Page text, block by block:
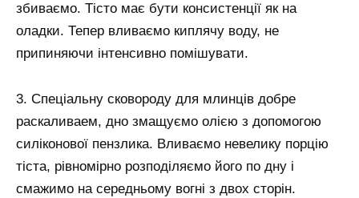
збиваємо. Тісто має бути консистенції як на
оладки. Тепер вливаємо киплячу воду, не
припиняючи інтенсивно помішувати.
3. Спеціальну сковороду для млинців добре
раскаливаем, дно змащуємо олією з допомогою
силіконової пензлика. Вливаємо невелику порцію
тіста, рівномірно розподіляємо його по дну і
смажимо на середньому вогні з двох сторін.